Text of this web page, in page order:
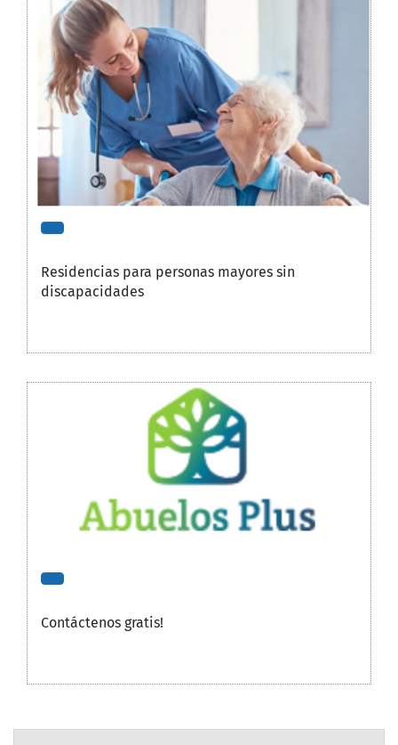
Residencias para personas mayores sin
discapacidades
Contáctenos gratis!